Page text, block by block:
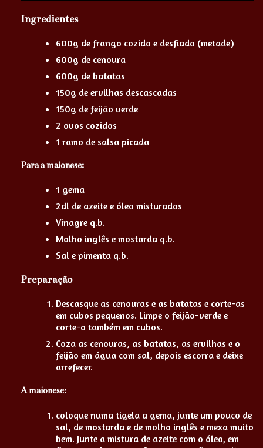
Ingredientes
600g de frango cozido e desfiado (metade)
600g de cenoura
600g de batatas
150g de ervilhas descascadas
150g de feijão verde
2 ovos cozidos
1 ramo de salsa picada
Para a maionese:
1 gema
2dl de azeite e óleo misturados
Vinagre q.b.
Molho inglês e mostarda q.b.
Sal e pimenta q.b.
Preparação
Descasque as cenouras e as batatas e corte-as
em cubos pequenos. Limpe o feijão-verde e
corte-o também em cubos.
Coza as cenouras, as batatas, as ervilhas e o
feijão em água com sal, depois escorra e deixe
arrefecer.
A maionese:
coloque numa tigela a gema, junte um pouco de
sal, de mostarda e de molho inglês e mexa muito
bem. Junte a mistura de azeite com o óleo, em